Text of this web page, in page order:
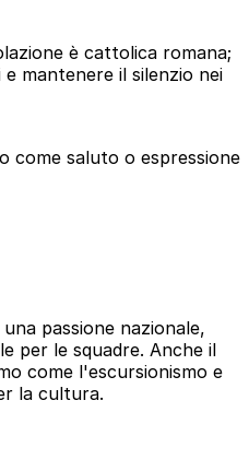
è cattolica romana;
mantenere il silenzio nei
come saluto o espressione
passione nazionale,
per le squadre. Anche il
come l'escursionismo e
la cultura.